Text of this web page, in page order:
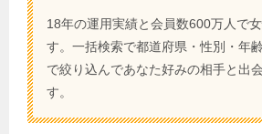
18年の運用実績と会員数600万人で
す。一括検索で都道府県・性別・年
で絞り込んであなた好みの相手と出
す。